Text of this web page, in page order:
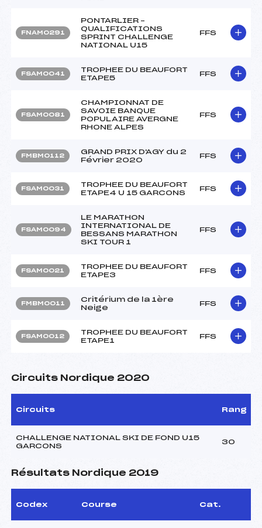
FNAM0291
PONTARLIER –
QUALIFICATIONS
SPRINT CHALLENGE
NATIONAL U15
FFS
FSAM0041
TROPHEE DU BEAUFORT
ETAPE5
FFS
FSAM0081
CHAMPIONNAT DE
SAVOIE BANQUE
POPULAIRE AVERGNE
RHONE ALPES
FFS
FMBM0112
GRAND PRIX D'AGY du 2
Février 2020
FFS
FSAM0031
TROPHEE DU BEAUFORT
ETAPE4 U 15 GARCONS
FFS
FSAM0094
LE MARATHON
INTERNATIONAL DE
BESSANS MARATHON
SKI TOUR 1
FFS
FSAM0021
TROPHEE DU BEAUFORT
ETAPE3
FFS
FMBM0011
Critérium de la 1ère
Neige
FFS
FSAM0012
TROPHEE DU BEAUFORT
ETAPE1
FFS
Circuits Nordique 2020
Circuits Rang
CHALLENGE NATIONAL SKI DE FOND U15
GARCONS
30
Résultats Nordique 2019
Codex Course Cat.